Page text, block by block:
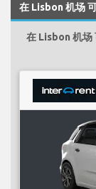
在 Lisbon 机场
在 Lisbon 机场